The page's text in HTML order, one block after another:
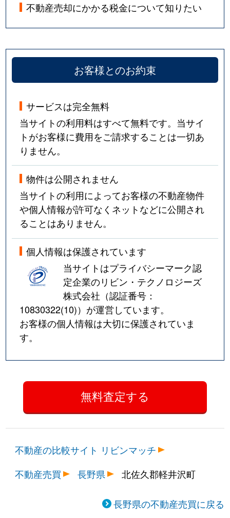
不動産売却にかかる税金について知りたい
お客様とのお約束
サービスは完全無料
当サイトの利用料はすべて無料です。当サイ
トがお客様に費用をご請求することは一切あ
りません。
物件は公開されません
当サイトの利用によってお客様の不動産物件
や個人情報が許可なくネットなどに公開され
ることはありません。
個人情報は保護されています
当サイトはプライバシーマーク認
定企業のリビン・テクノロジーズ
株式会社（認証番号：
10830322(10)）が運営しています。
お客様の個人情報は大切に保護されていま
す。
不動産の比較サイト リビンマッチ
不動産売買
長野県 北佐久郡軽井沢町
長野県の不動産売買に戻る